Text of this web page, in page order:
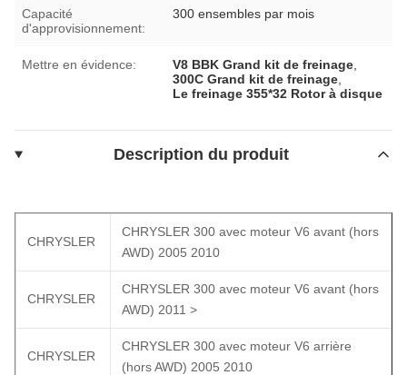
Capacité
d'approvisionnement:
300 ensembles par mois
Mettre en évidence: V8 BBK Grand kit de freinage
300C Grand kit de freinage
Le freinage 355*32 Rotor à disque
Description du produit
CHRYSLER
CHRYSLER 300 avec moteur V6 avant (hors
AWD) 2005 2010
CHRYSLER
CHRYSLER 300 avec moteur V6 avant (hors
AWD) 2011 >
CHRYSLER
CHRYSLER 300 avec moteur V6 arrière
(hors AWD) 2005 2010